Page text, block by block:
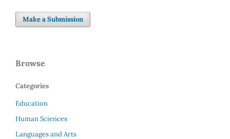
Make a Submission
Browse
Categories
Education
Human Sciences
Languages and Arts